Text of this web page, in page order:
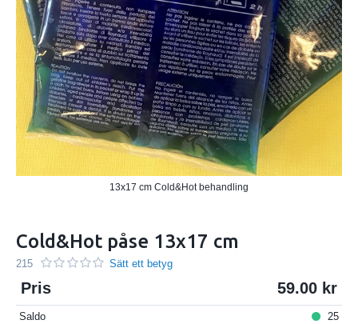
13x17 cm Cold&Hot behandling
Cold&Hot påse 13x17 cm
215 Sätt ett betyg
Pris 59.00
Saldo 25